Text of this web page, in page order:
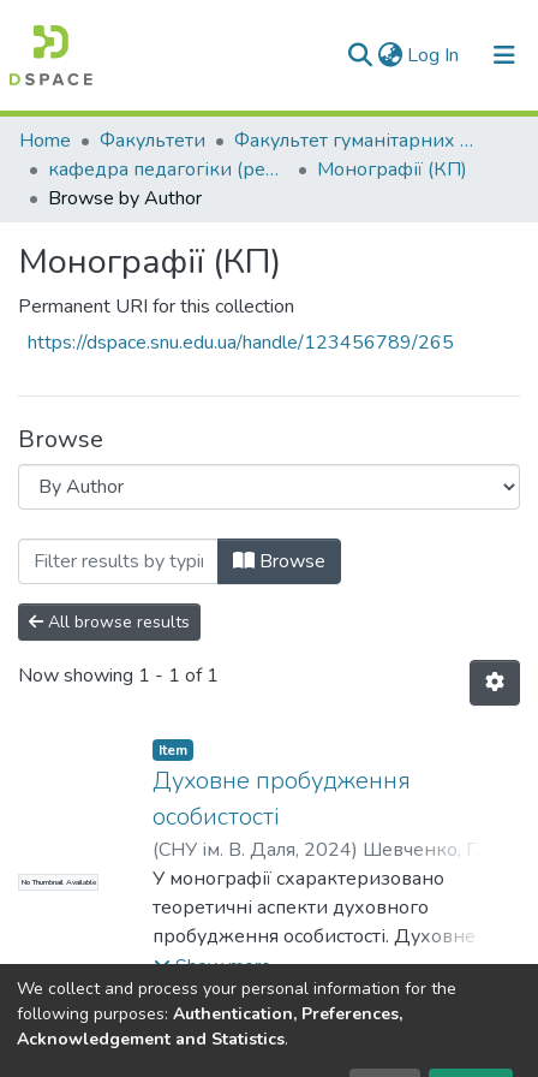
Log In (current)
Communities & Collections
All of DSpace
Home Факультети
Факультет гуманітарних та соціальних наук
кафедра педагогіки (реорганізація)
Монографії (КП)
Browse by Author
Монографії (КП)
Permanent URI for this collection
https://dspace.snu.edu.ua/handle/123456789/265
Browse
Browsing Монографії (КП) by Author
Browse
All browse results
Now showing 1 - 1 of 1
No Thumbnail Available
Item
Духовне пробудження
особистості
(СНУ ім. В. Даля, 2024) Шевченко, Г. П.
Антоненко, Т. Л.;Безугла, М. В.;
Сафонова, І. О.
У монографії схарактеризовано
теоретичні аспекти духовного
пробудження особистості. Духовне
пробудження розглядається як
своєрідний імпульс пробудження у
людини найвищих людських якостей.
Джерелом духовного пробудження
Show more
Dspace & Volodymyr Dahl East Ukrainian National University
We collect and process your personal information for the
following purposes: Authentication, Preferences,
Acknowledgement and Statistics.